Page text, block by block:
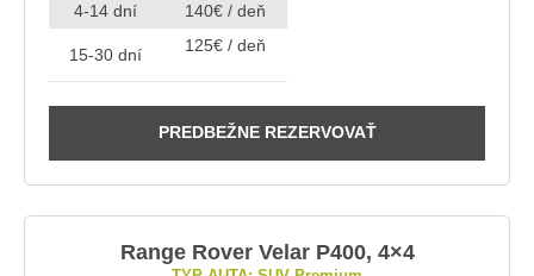
4-14 dní
140€ / deň
15-30 dní 125€ / deň
PREDBEŽNE REZERVOVAŤ
Range Rover Velar P400, 4×4